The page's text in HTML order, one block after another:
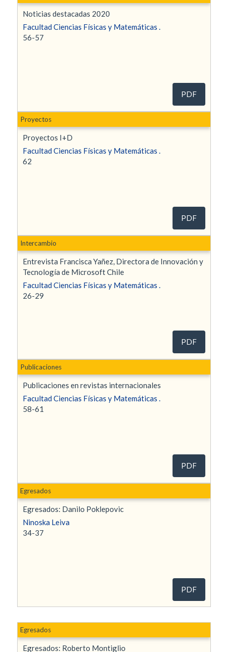
Noticias destacadas 2020
Facultad Ciencias Físicas y Matemáticas .
56-57
PDF
Proyectos I+D
Facultad Ciencias Físicas y Matemáticas .
62
Proyectos
PDF
Entrevista Francisca Yañez, Directora de Innovación y
Tecnología de Microsoft Chile
Facultad Ciencias Físicas y Matemáticas .
26-29
Intercambio
PDF
Publicaciones en revistas internacionales
Facultad Ciencias Físicas y Matemáticas .
58-61
Publicaciones
PDF
Egresados: Danilo Poklepovic
Ninoska Leiva
34-37
Egresados
PDF
Egresados: Roberto Montiglio
Egresados